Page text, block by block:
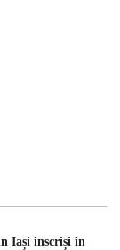
Iași înscriși în